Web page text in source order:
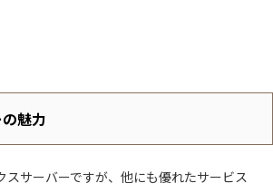
魅力
スサーバーですが、他にも優れたサービス